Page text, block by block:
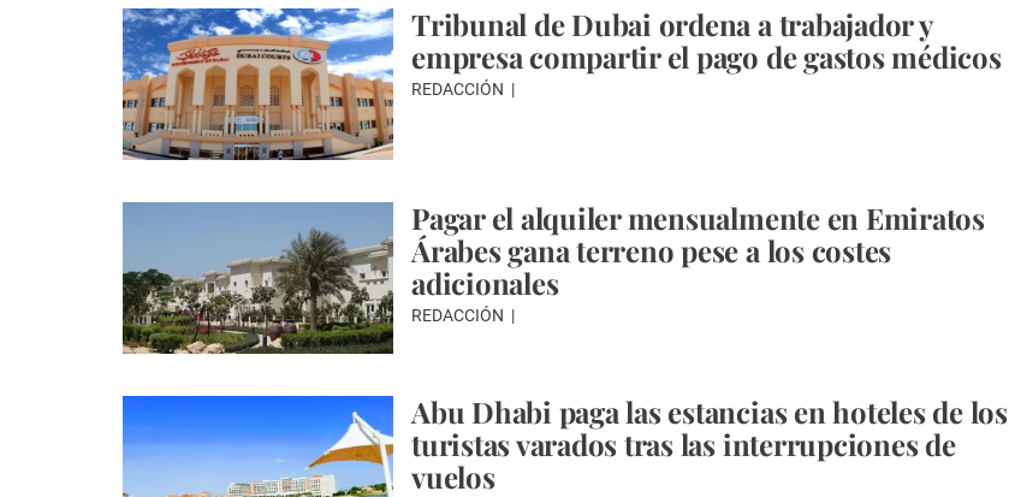
Tribunal de Dubai ordena a trabajador y
empresa compartir el pago de gastos médicos
REDACCIÓN
Pagar el alquiler mensualmente en Emiratos
Árabes gana terreno pese a los costes
adicionales
REDACCIÓN
Abu Dhabi paga las estancias en hoteles de los
turistas varados tras las interrupciones de
vuelos